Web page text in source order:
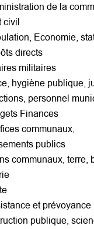
de la
civil
Economie,
directs
militaires
hygiène publique,
personnel
Finances
communaux,
publics
communaux, terre,
et prévoyance
publique,